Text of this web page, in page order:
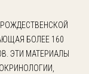
БОЛЕЕ 160
ЭТИ МАТЕРИАЛЫ